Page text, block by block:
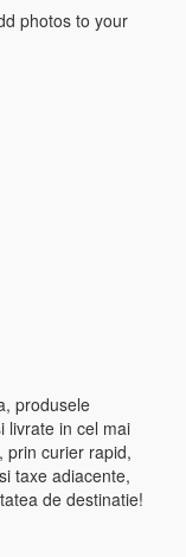
photos to your
produsele
livrate in cel mai
prin curier rapid,
taxe adiacente,
de destinatie!